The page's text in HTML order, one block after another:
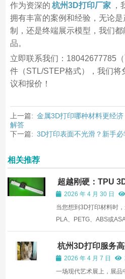
作为资深的 杭州3D打印厂家
拥有丰富的案例和经验，无论
制，还是终端展示模型，我们
品。
立即联系我们：18042677785
件（STL/STEP格式），我们将
议和报价！
上一篇: 金属3D打印哪种材料更经
解答
下一篇: 3D打印表面不光滑？新手
相关推荐
超越刚硬：TPU
的无限可能！
2026 年 4 月 30 日
当您想到3D打印材料时
PLA、PETG、ABS或
时您需要具有柔韧性、
这个时候你就需要TPU
——麦客信息将为您分享
考虑用这个材料来打印...
杭州3D打印服务
作，高效、精准、
2026 年 4 月 7 日
一场现代艺术展上，展